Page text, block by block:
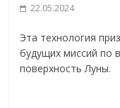
22.05.2024
Эта технология
будущих миссий по
поверхность Луны.